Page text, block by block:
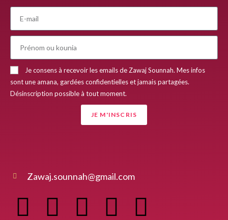
Je consens à recevoir les emails de Zawaj Sounnah. Mes infos
sont une amana, gardées confidentielles et jamais partagées.
Désinscription possible à tout moment.
JE M'INSCRIS
Zawaj.sounnah@gmail.com